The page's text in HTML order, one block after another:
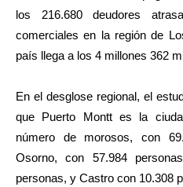
los 216.680 deudores
comerciales en la región de
país llega a los 4 millones 362
En el desglose regional, el
que Puerto Montt es la
número de morosos, con
Osorno, con 57.984
personas, y Castro con 10.308